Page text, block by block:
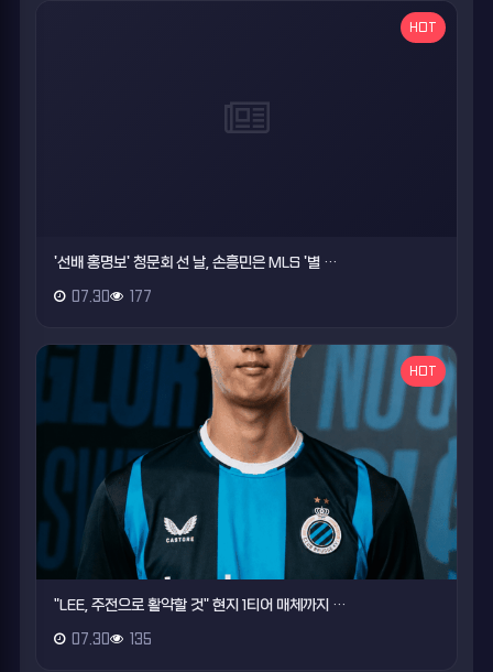
HOT
'선배 홍명보' 청문회 선 날, 손흥민은 MLS '별 …
07.30 177
HOT
"LEE, 주전으로 활약할 것" 현지 1티어 매체까지 …
07.30 135